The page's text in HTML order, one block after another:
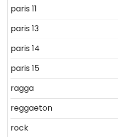
paris 11
paris 13
paris 14
paris 15
ragga
reggaeton
rock